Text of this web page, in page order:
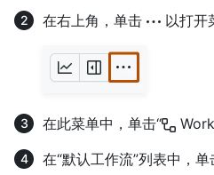
在右上角，单击
以打开
在此菜单中，单击“
在“默认工作流”列表中，单